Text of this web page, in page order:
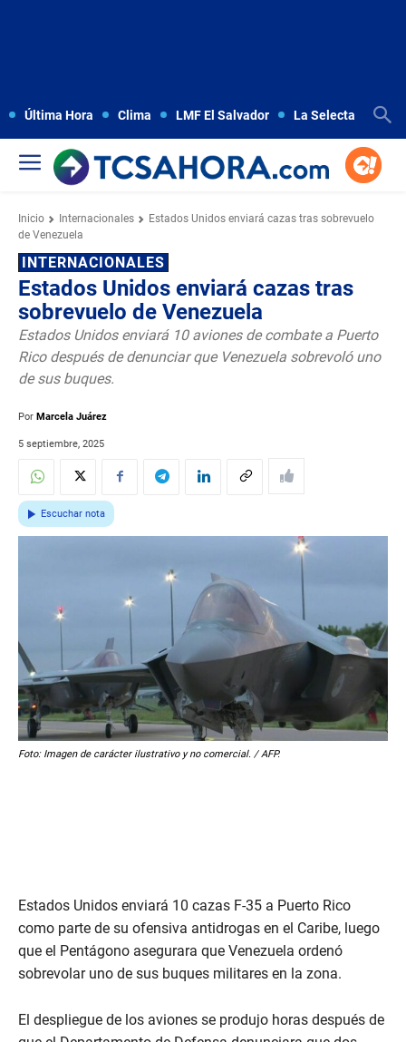
Última Hora Clima LMF El Salvador La Selecta
Inicio Internacionales
Estados Unidos enviará cazas tras sobrevuelo
de Venezuela
INTERNACIONALES
Estados Unidos enviará cazas tras
sobrevuelo de Venezuela
Estados Unidos enviará 10 aviones de combate a Puerto
Rico después de denunciar que Venezuela sobrevoló uno
de sus buques.
Por Marcela Juárez
5 septiembre, 2025
Escuchar nota
Foto: Imagen de carácter ilustrativo y no comercial. / AFP.
Estados Unidos enviará 10 cazas F-35 a Puerto Rico
como parte de su ofensiva antidrogas en el Caribe, luego
que el Pentágono asegurara que Venezuela ordenó
sobrevolar uno de sus buques militares en la zona.
El despliegue de los aviones se produjo horas después de